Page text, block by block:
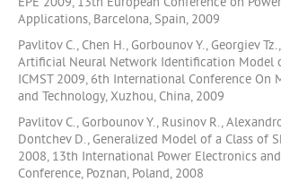
Applications, Barcelona, Spain, 2009
Pavlitov C., Chen H., Gorbounov Y., Georgiev
Artificial Neural Network Identification Model
ICMST 2009, 6th International Conference On
and Technology, Xuzhou, China, 2009
Pavlitov C., Gorbounov Y., Rusinov R.,
Dontchev D., Generalized Model of a Class of
2008, 13th International Power Electronics
Conference, Poznan, Poland, 2008